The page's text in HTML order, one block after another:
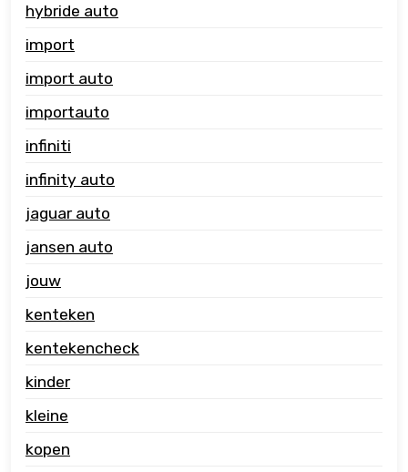
hybride auto
import
import auto
importauto
infiniti
infinity auto
jaguar auto
jansen auto
jouw
kenteken
kentekencheck
kinder
kleine
kopen